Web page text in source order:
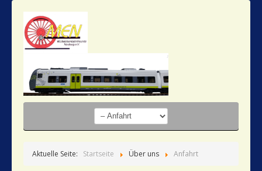
Aktuelle Seite: Startseite Über uns Anfahrt